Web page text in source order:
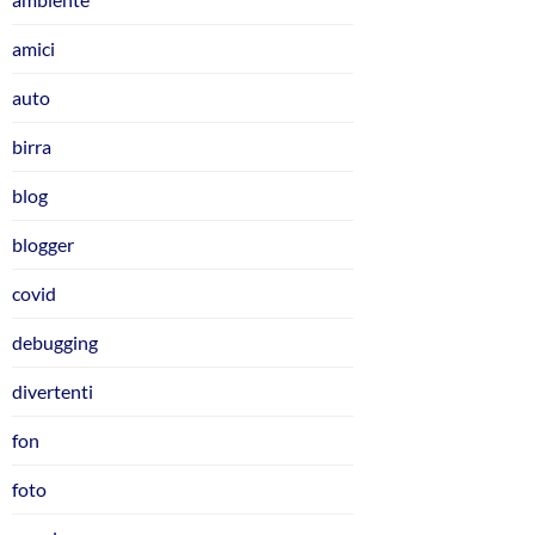
amici
auto
birra
blog
blogger
covid
debugging
divertenti
fon
foto